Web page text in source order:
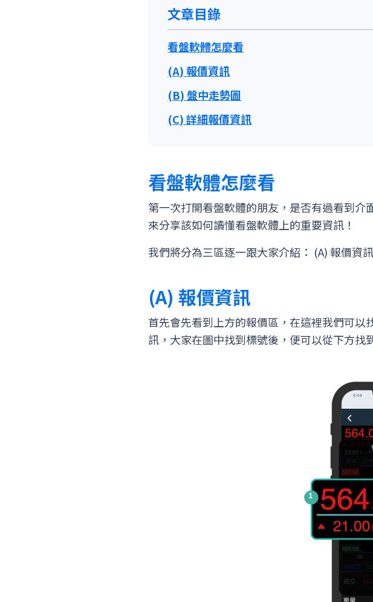
文章目錄
看盤軟體怎麼看
(A) 報價資訊
(B) 盤中走勢圖
(C) 詳細報價資訊
看盤軟體怎麼看
第一次打開看盤軟體的朋友，是否有過看到
來分享該如何讀懂看盤軟體上的重要資訊！
我們將分為三區逐一跟大家介紹： (A) 報價資
(A) 報價資訊
首先會先看到上方的報價區，在這裡我們可
訊，大家在圖中找到標號後，便可以從下方找